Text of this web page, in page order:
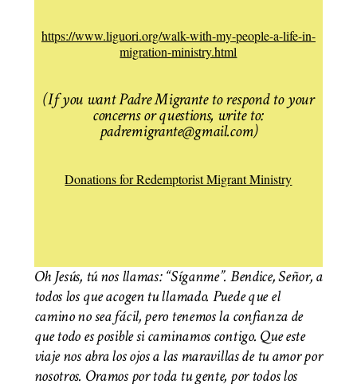
https://www.liguori.org/walk-with-my-people-a-life-in-
migration-ministry.html
(If you want Padre Migrante to respond to your
concerns or questions, write to:
padremigrante@gmail.com)
Donations for Redemptorist Migrant Ministry
Oh Jesús, tú nos llamas: “Síganme”. Bendice, Señor, a
todos los que acogen tu llamado. Puede que el
camino no sea fácil, pero tenemos la confianza de
que todo es posible si caminamos contigo. Que este
viaje nos abra los ojos a las maravillas de tu amor por
nosotros. Oramos por toda tu gente, por todos los